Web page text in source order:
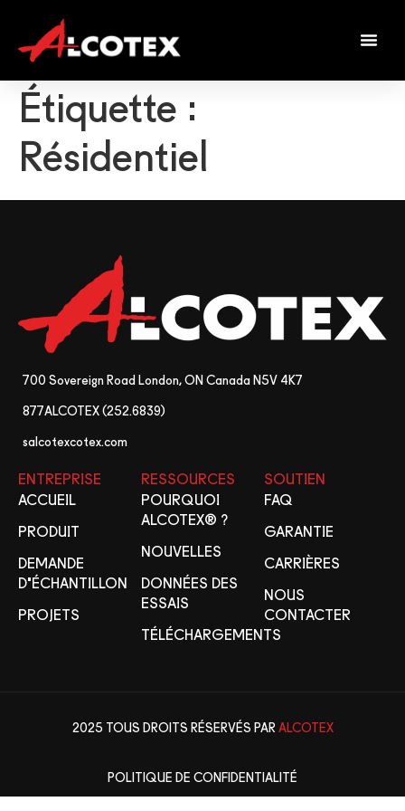
Étiquette :
Résidentiel
700 Sovereign Road London, ON Canada N5V 4K7
877ALCOTEX (252.6839)
salcotexcotex.com
ENTREPRISE
ACCUEIL
PRODUIT
DEMANDE
D'ÉCHANTILLON
PROJETS
RESSOURCES
POURQUOI
ALCOTEX® ?
NOUVELLES
DONNÉES DES
ESSAIS
TÉLÉCHARGEMENTS
SOUTIEN
FAQ
GARANTIE
CARRIÈRES
NOUS
CONTACTER
2025 TOUS DROITS RÉSERVÉS PAR ALCOTEX
POLITIQUE DE CONFIDENTIALITÉ